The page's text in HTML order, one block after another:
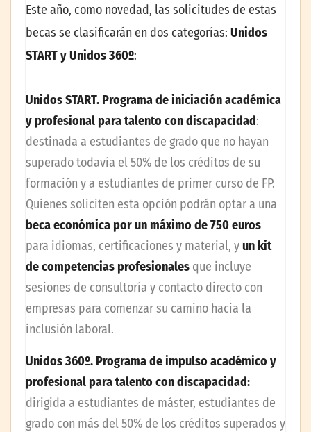
Este año, como novedad, las solicitudes de estas
becas se clasificarán en dos categorías: Unidos
START y Unidos 360º:
Unidos START. Programa de iniciación académica
y profesional para talento con discapacidad:
destinada a estudiantes de grado que no hayan
superado todavía el 50% de los créditos de su
formación y a estudiantes de primer curso de FP.
Quienes soliciten esta opción podrán optar a una
beca económica por un máximo de 750 euros
para idiomas, certificaciones y material, yun kit
de competencias profesionales que incluye
sesiones de consultoría y contacto directo con
empresas para comenzar su camino hacia la
inclusión laboral.
Unidos 360º. Programa de impulso académico y
profesional para talento con discapacidad:
dirigida a estudiantes de máster, estudiantes de
grado con más del 50% de los créditos superados y